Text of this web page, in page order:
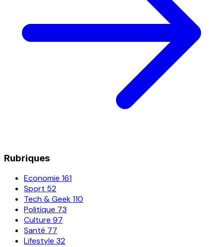
Rubriques
Economie 161
Sport 52
Tech & Geek110
Politique 73
Culture 97
Santé 77
Lifestyle 32